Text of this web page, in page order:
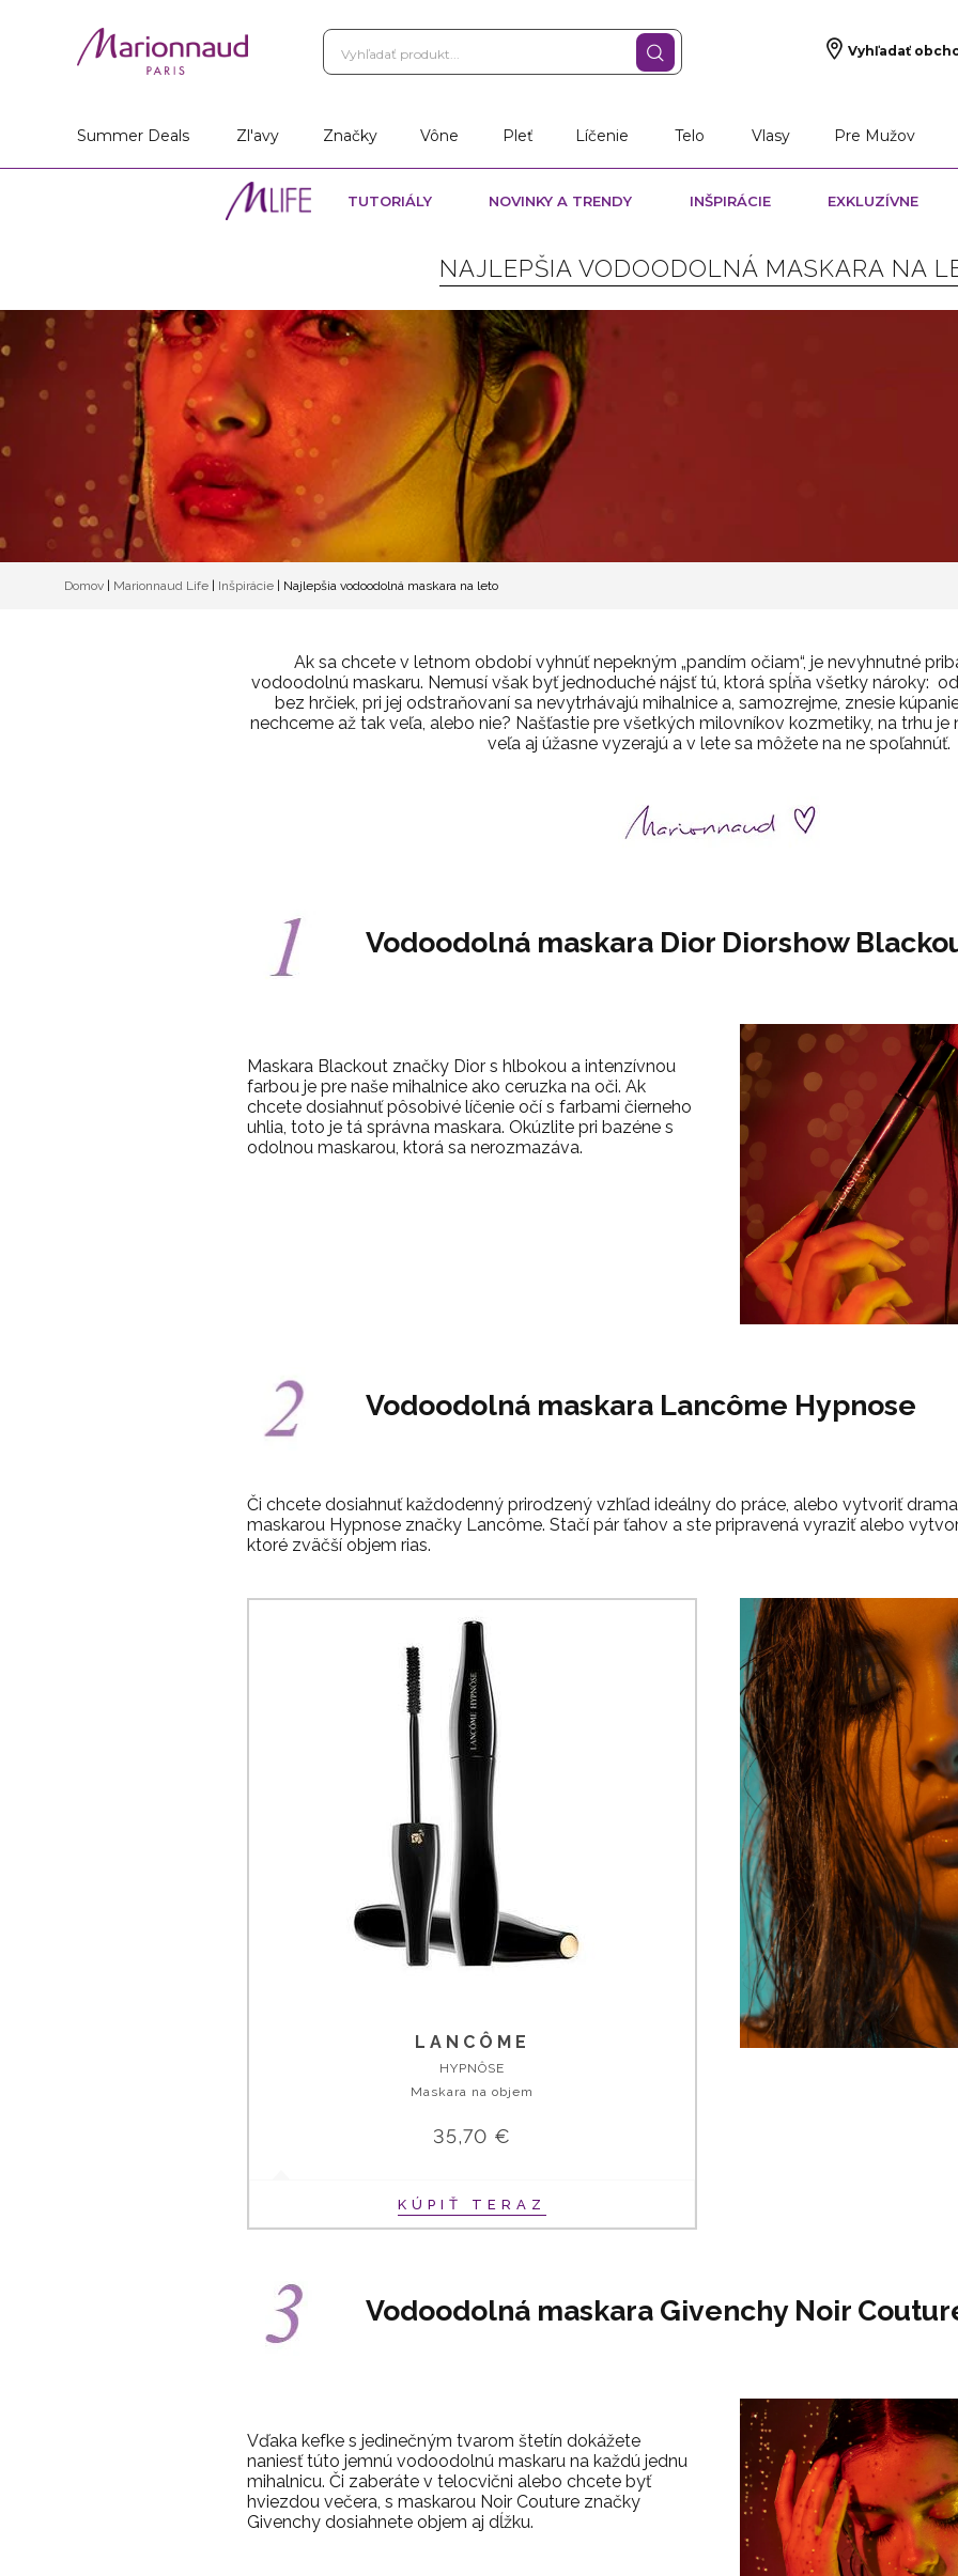
Vyhľadať
Summer Deals Zl'avy Značky Vône Pleť Líčenie Telo Vlasy Pre Mužov
TUTORIÁLY NOVINKY A TRENDY INŠPIRÁCIE EXKLUZÍVNE
NAJLEPŠIA VODOODOLNÁ MASKARA NA
Domov | Marionnaud Life | Inšpirácie | Najlepšia vodoodolná maskara na leto
Ak sa chcete v letnom období vyhnúť nepekným „pandím očiam“, je nevyhnutné
vodoodolnú maskaru. Nemusí však byť jednoduché nájsť tú, ktorá spĺňa všetky nároky:
bez hrčiek, pri jej odstraňovaní sa nevytrhávajú mihalnice a, samozrejme, znesie
nechceme až tak veľa, alebo nie? Našťastie pre všetkých milovníkov kozmetiky, na trhu je
veľa aj úžasne vyzerajú a v lete sa môžete na ne spoľahnúť.
Vodoodolná maskara Dior Diorshow
Maskara Blackout značky Dior s hlbokou a intenzívnou
farbou je pre naše mihalnice ako ceruzka na oči. Ak
chcete dosiahnuť pôsobivé líčenie očí s farbami čierneho
uhlia, toto je tá správna maskara. Okúzlite pri bazéne s
odolnou maskarou, ktorá sa nerozmazáva.
Vodoodolná maskara Lancôme Hypnose
Či chcete dosiahnuť každodenný prirodzený vzhľad ideálny do práce, alebo vytvoriť
maskarou Hypnose značky Lancôme. Stačí pár ťahov a ste pripravená vyraziť alebo
ktoré zväčší objem rias.
LANCÔME
HYPNÔSE
Maskara na objem
35,70 €
KÚPIŤ TERAZ
Vodoodolná maskara Givenchy Noir
Vďaka kefke s jedinečným tvarom štetín dokážete
naniesť túto jemnú vodoodolnú maskaru na každú jednu
mihalnicu. Či zaberáte v telocvični alebo chcete byť
hviezdou večera, s maskarou Noir Couture značky
Givenchy dosiahnete objem aj dĺžku.